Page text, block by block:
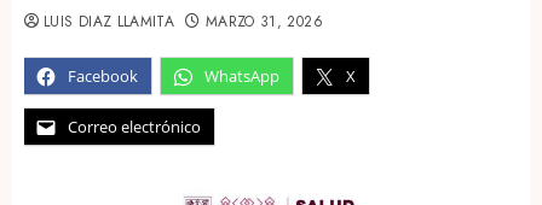
Facebook WhatsApp X
Correo electrónico
LUIS DIAZ LLAMITA MARZO 31, 2026